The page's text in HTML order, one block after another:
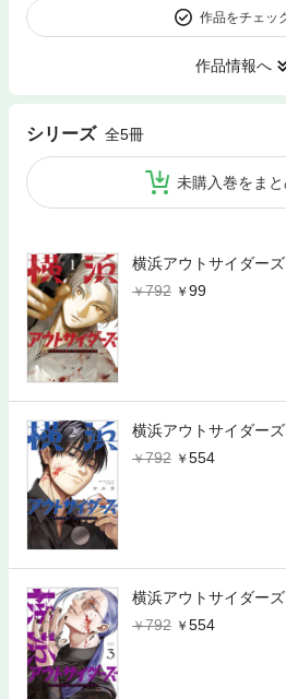
作品をチェッ
作品情報へ
シリーズ 全5冊
未購入巻をまと
横浜アウトサイダー
792
99
横浜アウトサイダー
792
554
横浜アウトサイダー
792
554